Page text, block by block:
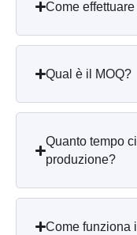
Come
Qual è il MOQ?
Quanto tempo
produzione?
Come funziona